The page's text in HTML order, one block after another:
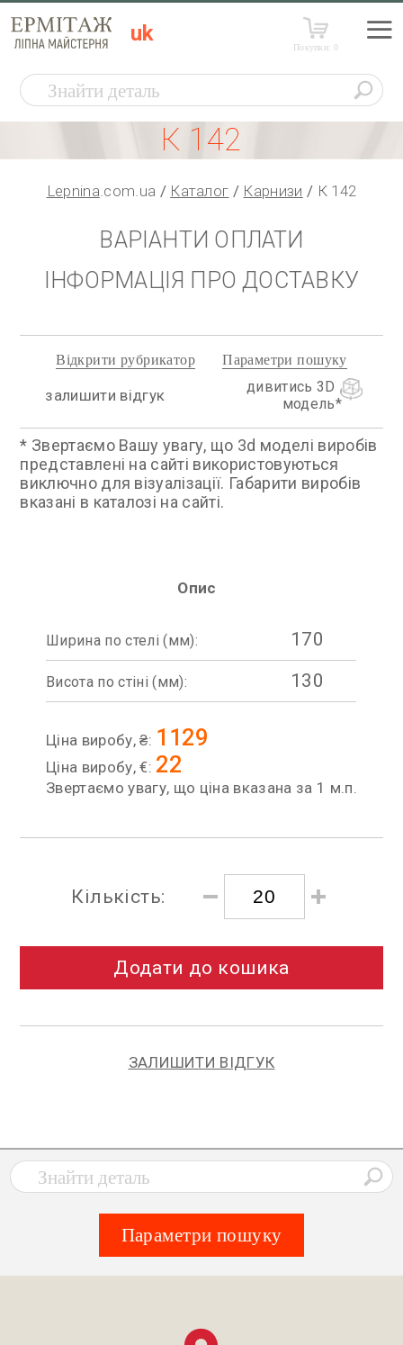
uk
Покупки:0
К 142
Lepnina.com.ua Каталог Карнизи К 142
ВАРІАНТИ ОПЛАТИ
ІНФОРМАЦІЯ ПРО ДОСТАВКУ
залишити відгук
дивитись 3D
модель
Відкрити рубрикатор Параметри пошуку
* Звертаємо Вашу увагу, що 3d моделі виробів
представлені на сайті використовуються
виключно для візуалізації. Габарити виробів
вказані в каталозі на сайті.
Опис
Ширина по стелі (мм): 170
Висота по стіні (мм): 130
Ціна виробу, ₴: 1129
Ціна виробу, €: 22
Звертаємо увагу, що ціна вказана за 1 м.п.
Кількість:
Додати до кошика
ЗАЛИШИТИ ВІДГУК
Параметри пошуку